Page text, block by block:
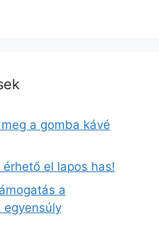
a gomba kávé
el lapos has!
a